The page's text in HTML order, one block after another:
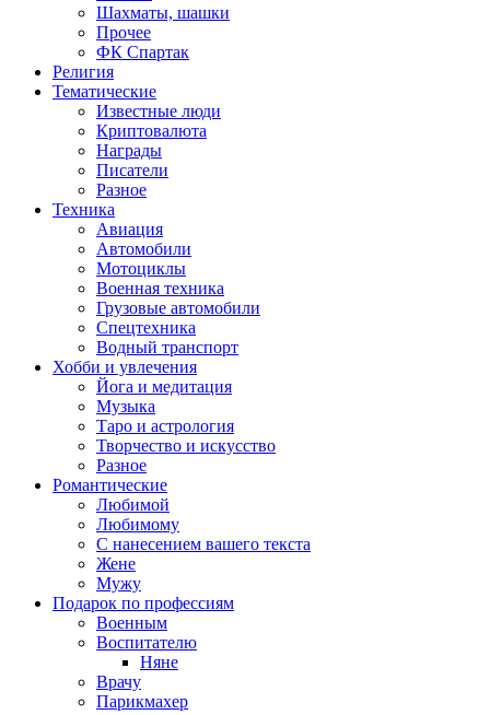
Шахматы, шашки
Прочее
ФК Спартак
Религия
Тематические
Известные люди
Криптовалюта
Награды
Писатели
Разное
Техника
Авиация
Автомобили
Мотоциклы
Военная техника
Грузовые автомобили
Спецтехника
Водный транспорт
Хобби и увлечения
Йога и медитация
Музыка
Таро и астрология
Творчество и искусство
Разное
Романтические
Любимой
Любимому
С нанесением вашего текста
Жене
Мужу
Подарок по профессиям
Военным
Воспитателю
Няне
Врачу
Парикмахер